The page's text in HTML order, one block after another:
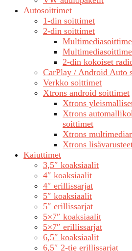
Autosoittimet
1-din soittimet
2-din soittimet
2-din kokoiset
CarPlay / Android Auto
Verkko soittimet
Xtrons android soittimet
Xtrons
Xtrons
soittimet
Xtrons
Xtrons
Kaiuttimet
3,5″ koaksiaalit
4″ koaksiaalit
4″ erillissarjat
5″ koaksiaalit
5″ erillissarjat
5×7″ koaksiaalit
5×7″ erillissarjat
6,5″ koaksiaalit
6,5″ 2-tie erillissarjat